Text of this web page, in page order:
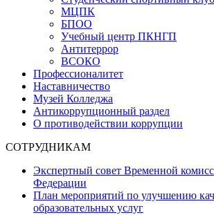
МЦПК
БПОО
Учебный центр ПКНГП
Антитеррор
ВСОКО
Профессионалитет
Наставничество
Музей Колледжа
Антикоррупционный раздел
О противодействии коррупции
СОТРУДНИКАМ
Экспертный совет Временной
Федерации
План мероприятий по улучшению
образовательных услуг